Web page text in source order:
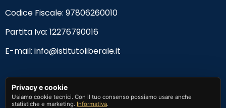
Codice Fiscale: 97806260010
Partita Iva: 12276790016
E-mail: info@istitutoliberale.it
Privacy Policy
Privacy e cookie
Usiamo cookie tecnici. Con il tuo consenso possiamo usare anche
statistiche e marketing. Informativa.